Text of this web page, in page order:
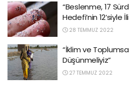
“Beslenme, 17
Hedefi’nin 12’siyle
28 TEMMUZ 2022
“İklim ve
Düşünmeliyiz”
27 TEMMUZ 2022